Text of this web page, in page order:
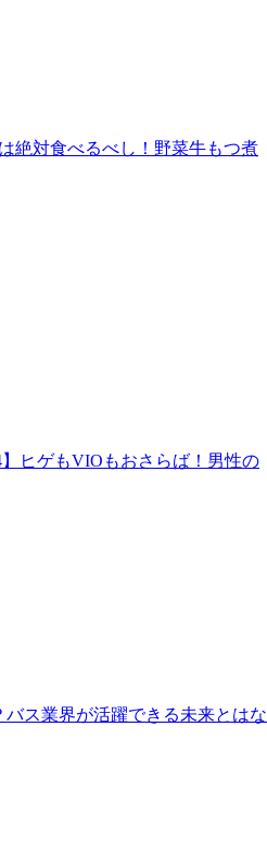
絶対食べるべし！野菜牛もつ煮
】ヒゲもVIOもおさらば！男性の
ス業界が活躍できる未来とはな